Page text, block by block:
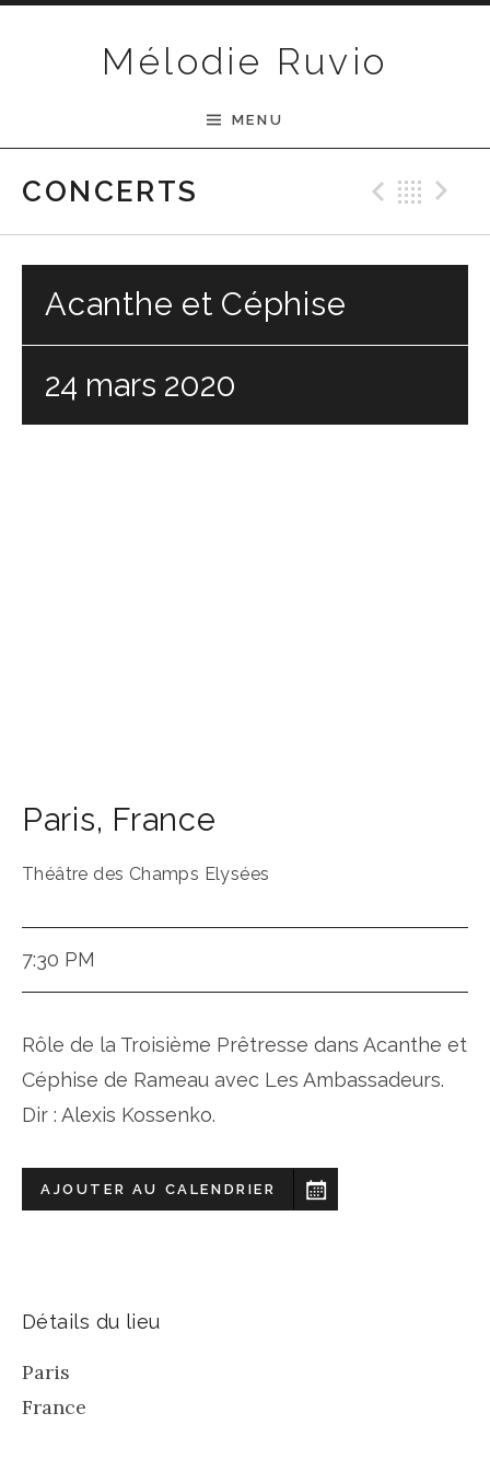
Mélodie Ruvio
MENU
CONCERTS
Acanthe et Céphise
24 mars 2020
Paris, France
Théâtre des Champs Elysées
7:30 PM
Rôle de la Troisième Prêtresse dans Acanthe et
Céphise de Rameau avec Les Ambassadeurs.
Dir : Alexis Kossenko.
AJOUTER AU CALENDRIER
Détails du lieu
Paris
France